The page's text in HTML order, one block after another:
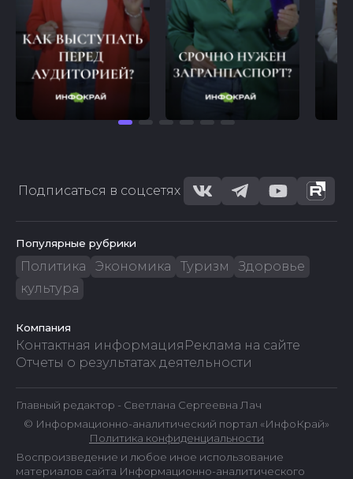
Подписаться в соцсетях
Популярные рубрики
Политика Экономика Туризм
Здоровье
культура
Компания
Контактная информация Реклама на сайте
Отчеты о результатах деятельности
Главный редактор - Светлана Сергеевна Лач
© Информационно-аналитический портал «ИнфоКрай»
Политика конфиденциальности
Воспроизведение и любое иное использование
материалов сайта Информационно-аналитического